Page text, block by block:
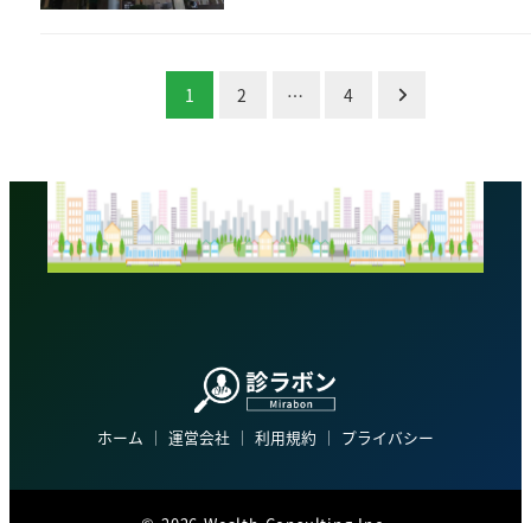
の
ペ
1 2 … 4
ホーム │ 運営会社 │ 利用規約 │ プライバシー